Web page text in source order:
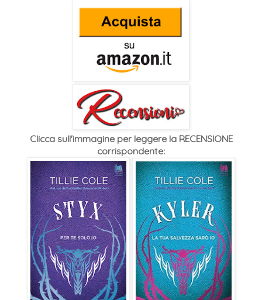
Clicca sull'immagine per leggere la RECENSIONE
corrispondente: